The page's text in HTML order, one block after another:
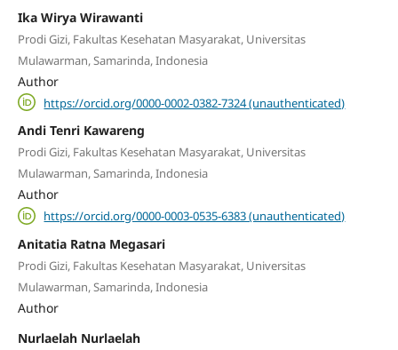
Ika Wirya Wirawanti
Prodi Gizi, Fakultas Kesehatan Masyarakat, Universitas
Mulawarman, Samarinda, Indonesia
Author
https://orcid.org/0000-0002-0382-7324 (unauthenticated)
Andi Tenri Kawareng
Prodi Gizi, Fakultas Kesehatan Masyarakat, Universitas
Mulawarman, Samarinda, Indonesia
Author
https://orcid.org/0000-0003-0535-6383 (unauthenticated)
Anitatia Ratna Megasari
Prodi Gizi, Fakultas Kesehatan Masyarakat, Universitas
Mulawarman, Samarinda, Indonesia
Author
Nurlaelah Nurlaelah